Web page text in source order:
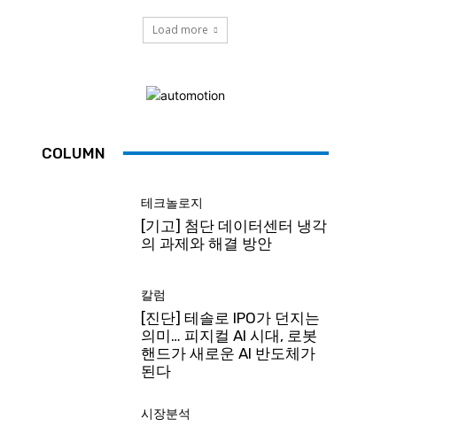
Load more
COLUMN
테크놀로지
[기고] 첨단 데이터센터 냉각
의 과제와 해결 방안
칼럼
[진단] 테솔로 IPO가 던지는
의미… 피지컬 AI 시대, 로봇
핸드가 새로운 AI 반도체가
된다
시장분석